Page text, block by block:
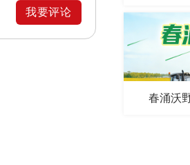
我要评论
春涌沃